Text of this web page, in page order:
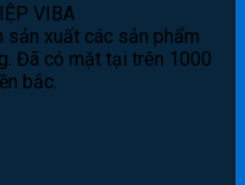
VIBA
sản xuất các sản phẩm
Đã có mặt tại trên 1000
bắc.